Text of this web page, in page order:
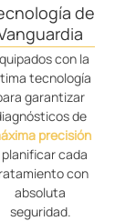
de
con la
tecnología
garantizar
de
precisión
planificar cada
con
absoluta
seguridad.